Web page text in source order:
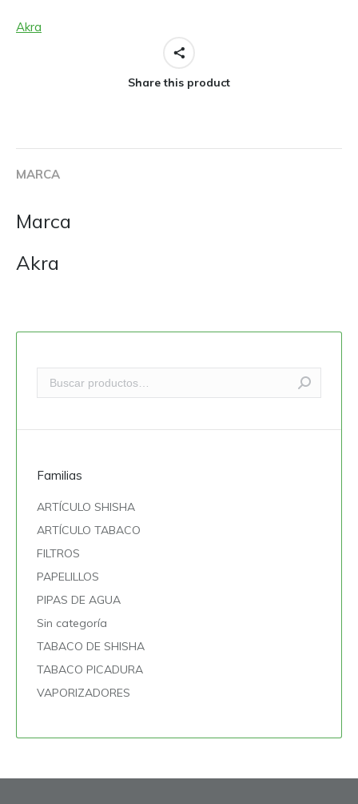
Akra
Share this product
MARCA
Marca
Akra
Familias
ARTÍCULO SHISHA
ARTÍCULO TABACO
FILTROS
PAPELILLOS
PIPAS DE AGUA
Sin categoría
TABACO DE SHISHA
TABACO PICADURA
VAPORIZADORES